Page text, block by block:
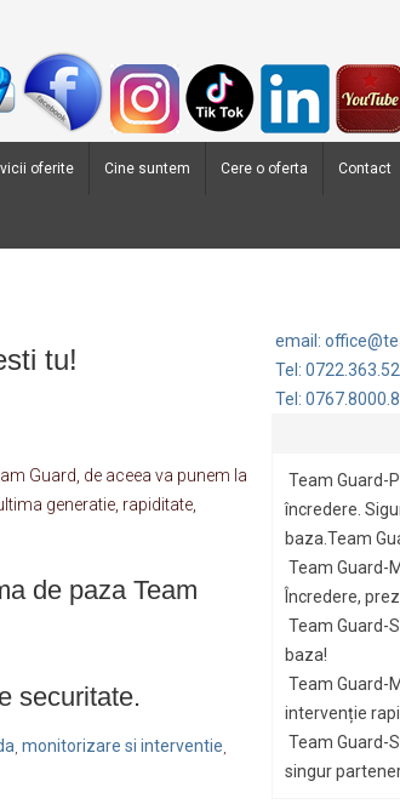
oferite Cine suntem Cere o oferta Contact
tu!
Guard, de aceea va punem la
generatie, rapiditate,
de paza Team
securitate.
monitorizare si interventie
email:
Tel:
Tel:
Team Guard-
încredere.
baza.Team
Team Guard-
Încredere,
Team Guard-
baza!
Team Guard-
intervenție
Team Guard-
singur